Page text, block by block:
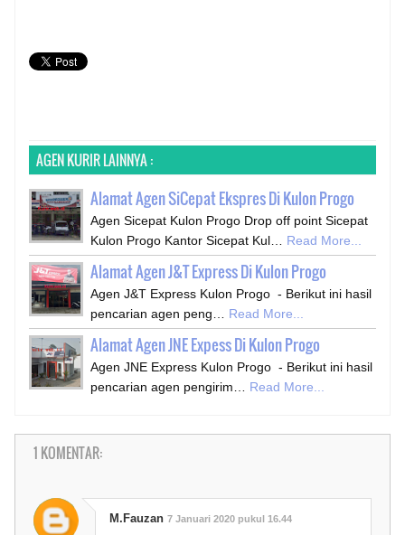
AGEN KURIR LAINNYA :
Alamat Agen SiCepat Ekspres Di Kulon Progo
Agen Sicepat Kulon Progo Drop off point Sicepat
Kulon Progo Kantor Sicepat Kul…
Read More...
Alamat Agen J&T Express Di Kulon Progo
Agen J&T Express Kulon Progo - Berikut ini hasil
pencarian agen peng…
Read More...
Alamat Agen JNE Expess Di Kulon Progo
Agen JNE Express Kulon Progo - Berikut ini hasil
pencarian agen pengirim…
Read More...
1 KOMENTAR:
M.Fauzan 7 Januari 2020 pukul 16.44